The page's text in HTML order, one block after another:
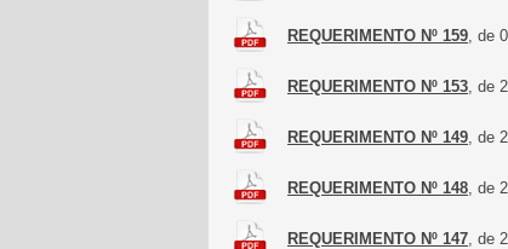
REQUERIMENTO Nº 159, de
REQUERIMENTO Nº 153, de
REQUERIMENTO Nº 149, de
REQUERIMENTO Nº 148, de
REQUERIMENTO Nº 147, de